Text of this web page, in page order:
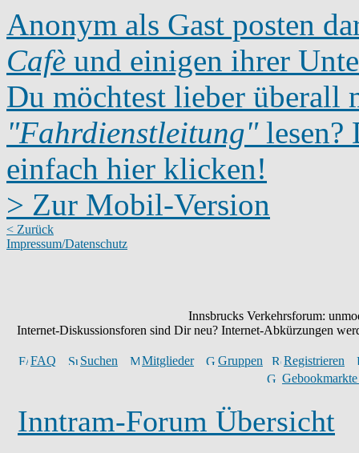
Anonym als Gast posten
Cafè und einigen ihrer
Du möchtest lieber überall
"Fahrdienstleitung"lesen?
einfach hier klicken!
> Zur Mobil-Version
< Zurück
Impressum/Datenschutz
Innsbrucks Verkehrsforum:
Internet-Diskussionsforen sind Dir neu? Internet-Abkürzungen
FAQ Suchen Mitglieder Gruppen
Registrieren
Inntram-Forum Übersicht